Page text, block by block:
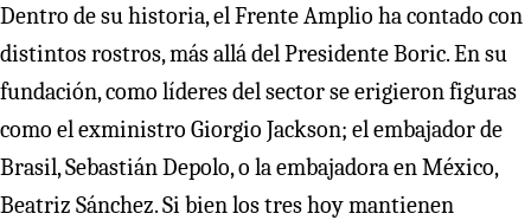
Dentro de su historia, el Frente Amplio ha contado con
distintos rostros, más allá del Presidente Boric. En su
fundación, como líderes del sector se erigieron figuras
como el exministro Giorgio Jackson; el embajador de
Brasil, Sebastián Depolo, o la embajadora en México,
Beatriz Sánchez. Si bien los tres hoy mantienen